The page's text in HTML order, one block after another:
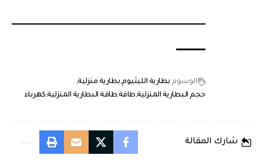
الوسوم بطارية الليثيوم بطارية منزلية
حجم البطارية المنزلية طاقةطاقة البطارية المنزلية كهرباء
شارك المقالة